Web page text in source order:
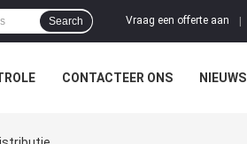
Vraag een offerte aan
Search
CONTACTEER ONS NIEUWS